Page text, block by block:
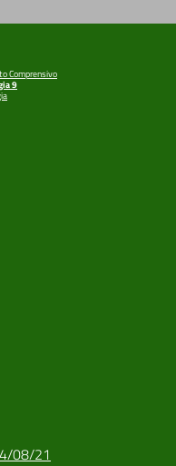
Comprensivo
9
08/21